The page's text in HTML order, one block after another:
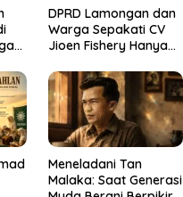
DPRD Lamongan dan
Warga Sepakati CV
Jioen Fishery Hanya
Cold Storage
Meneladani Tan
Malaka: Saat Generasi